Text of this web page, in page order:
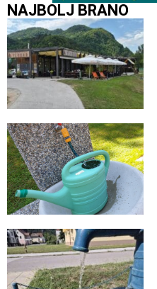
NAJBOLJ BRANO